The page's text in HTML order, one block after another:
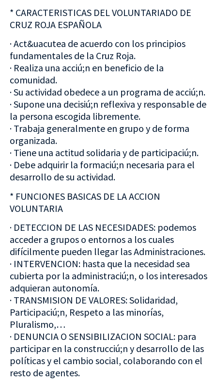
* CARACTERISTICAS DEL VOLUNTARIADO DE
CRUZ ROJA ESPAÑOLA
· Act&uacutea de acuerdo con los principios
fundamentales de la Cruz Roja.
· Realiza una acciú;n en beneficio de la
comunidad.
· Su actividad obedece a un programa de acciú;n.
· Supone una decisiú;n reflexiva y responsable de
la persona escogida libremente.
· Trabaja generalmente en grupo y de forma
organizada.
· Tiene una actitud solidaria y de participaciú;n.
· Debe adquirir la formaciú;n necesaria para el
desarrollo de su actividad.
* FUNCIONES BASICAS DE LA ACCION
VOLUNTARIA
· DETECCION DE LAS NECESIDADES: podemos
acceder a grupos o entornos a los cuales
difícilmente pueden llegar las Administraciones.
· INTERVENCION: hasta que la necesidad sea
cubierta por la administraciú;n, o los interesados
adquieran autonomía.
· TRANSMISION DE VALORES: Solidaridad,
Participaciú;n, Respeto a las minorías,
Pluralismo,…
· DENUNCIA O SENSIBILIZACION SOCIAL: para
participar en la construcciú;n y desarrollo de las
políticas y el cambio social, colaborando con el
resto de agentes.